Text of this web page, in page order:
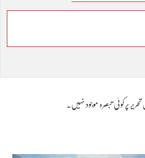
پر کوئی تبصرہ موجود نہیں۔